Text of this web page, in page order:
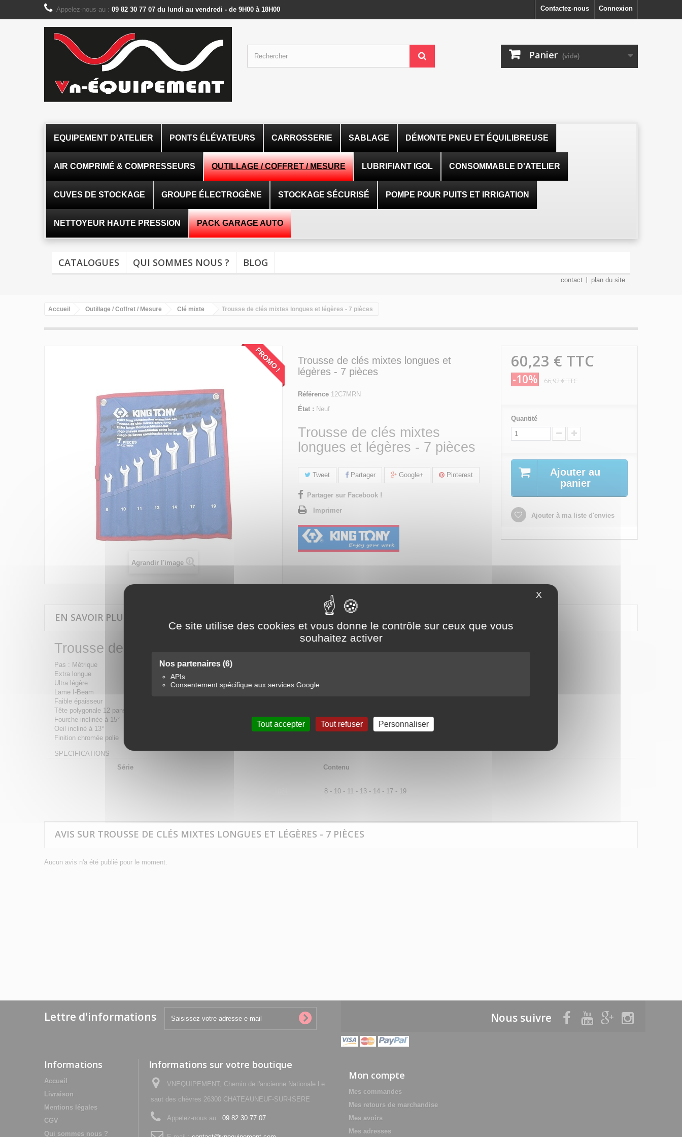
Panneau de gestion des cookies
Ce site utilise des cookies et vous donne le contrôle sur ceux que vous
souhaitez activer
Nos partenaires (6)
APIs
Consentement spécifique aux services Google
Tout accepter Tout refuser Personnaliser
X Masquer le bandeau des cookies
Connexion
Contactez-nous
Appelez-nous au : 09 82 30 77 07 du lundi au vendredi - de 9H00 à 18H00
Panier (vide)
EQUIPEMENT D'ATELIER PONTS ÉLÉVATEURS CARROSSERIE SABLAGE DÉMONTE PNEU ET ÉQUILIBREUSE
AIR COMPRIMÉ & COMPRESSEURS OUTILLAGE / COFFRET / MESURE LUBRIFIANT IGOL CONSOMMABLE D'ATELIER
CUVES DE STOCKAGE GROUPE ÉLECTROGÈNE STOCKAGE SÉCURISÉ POMPE POUR PUITS ET IRRIGATION
NETTOYEUR HAUTE PRESSION PACK GARAGE AUTO
CATALOGUES QUI SOMMES NOUS ? BLOG
contact plan du site
Accueil Outillage / Coffret / Mesure Clé mixte Trousse de clés mixtes longues et légères - 7 pièces
PROMO !
Agrandir l'image
Trousse de clés mixtes longues et
légères - 7 pièces
Référence 12C7MRN
État : Neuf
Trousse de clés mixtes
longues et légères - 7 pièces
Tweet Partager Google+ Pinterest
Partager sur Facebook !
Imprimer
60,23 € TTC
-10% 66,92 €TTC
Quantité
Ajouter au
panier
Ajouter à ma liste d'envies
EN SAVOIR PLUS SUR TROUSSE DE CLÉS MIXTES LONGUES ET LÉGÈRES - 7 PIÈCES
Trousse de clés mixtes longues et légères - 7 pièces
Pas : Métrique
Extra longue
Ultra légère
Lame I-Beam
Faible épaisseur
Tête polygonale 12 pans avec dégagement de l’œil
Fourche inclinée à 15°
Oeil incliné à 13°
Finition chromée polie
SPECIFICATIONS
Série
Contenu
8 - 10 - 11 - 13 - 14 - 17 - 19
AVIS SUR TROUSSE DE CLÉS MIXTES LONGUES ET LÉGÈRES - 7 PIÈCES
Aucun avis n'a été publié pour le moment.
Lettre d'informations Nous suivre
Informations
Accueil
Livraison
Mentions légales
CGV
Qui sommes nous ?
Informations sur votre boutique
VNEQUIPEMENT, Chemin de l'ancienne Nationale Le
saut des chèvres 26300 CHATEAUNEUF-SUR-ISERE
Appelez-nous au : 09 82 30 77 07
Mon compte
Mes commandes
Mes retours de marchandise
Mes avoirs
Mes adresses